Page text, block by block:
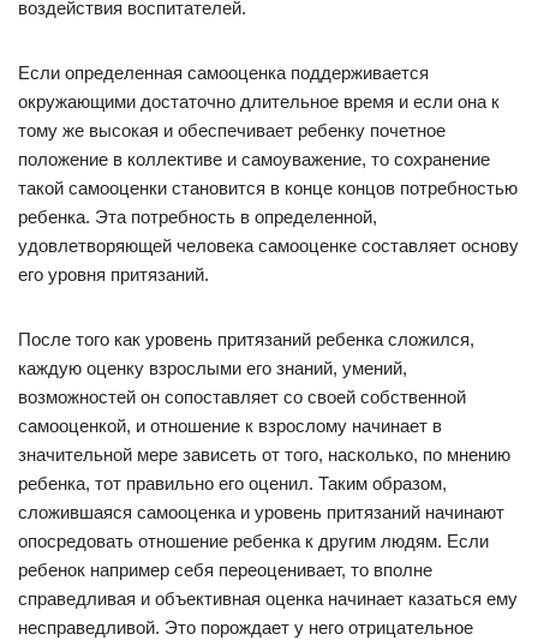
воздействия воспитателей.
Если определенная самооценка поддерживается
окружающими достаточно длительное время и если она к
тому же высокая и обеспечивает ребенку почетное
положение в коллективе и самоуважение, то сохранение
такой самооценки становится в конце концов потребностью
ребенка. Эта потребность в определенной,
удовлетворяющей человека самооценке составляет основу
его уровня притязаний.
После того как уровень притязаний ребенка сложился,
каждую оценку взрослыми его знаний, умений,
возможностей он сопоставляет со своей собственной
самооценкой, и отношение к взрослому начинает в
значительной мере зависеть от того, насколько, по мнению
ребенка, тот правильно его оценил. Таким образом,
сложившаяся самооценка и уровень притязаний начинают
опосредовать отношение ребенка к другим людям. Если
ребенок например себя переоценивает, то вполне
справедливая и объективная оценка начинает казаться ему
несправедливой. Это порождает у него отрицательное